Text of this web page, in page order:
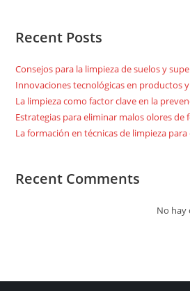
Recent Posts
Consejos para la limpieza de suelos y
Innovaciones tecnológicas en productos
La limpieza como factor clave en la
Estrategias para eliminar malos olores de
La formación en técnicas de limpieza
Recent Comments
No hay